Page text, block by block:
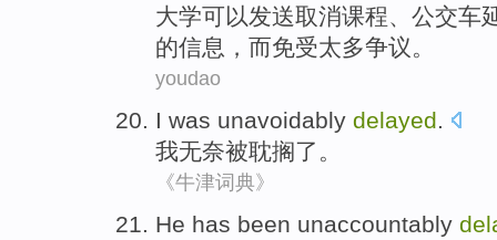
大学可以发送取消课程、 公交车
的信息，而免受太多争议。
youdao
I was unavoidably delayed.
我无奈被耽搁了。
《牛津词典》
He has been unaccountably